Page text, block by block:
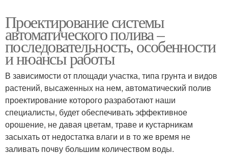
Проектирование системы
автоматического полива –
последовательность, особенности
и нюансы работы
В зависимости от площади участка, типа грунта и видов
растений, высаженных на нем, автоматический полив
проектирование которого разработают наши
специалисты, будет обеспечивать эффективное
орошение, не давая цветам, траве и кустарникам
засыхать от недостатка влаги и в то же время не
заливать почву большим количеством воды.